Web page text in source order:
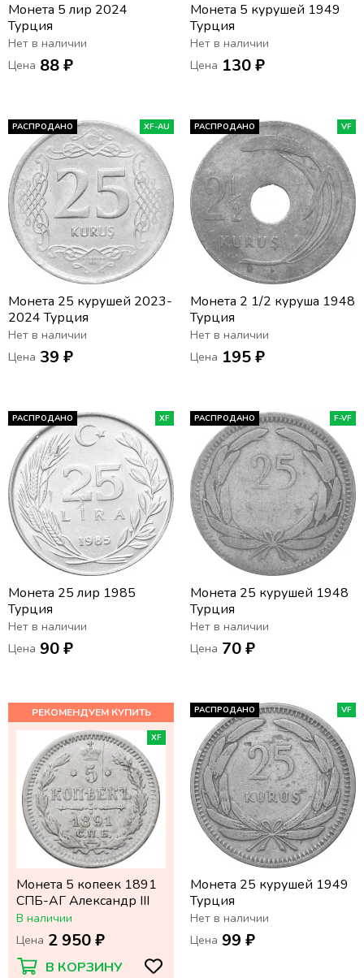
Монета 5 лир 2024
Турция
Нет в наличии
Цена 88 ₽
Монета 5 курушей 1949
Турция
Нет в наличии
Цена 130 ₽
РАСПРОДАНО XF-AU
Монета 25 курушей 2023-
2024 Турция
Нет в наличии
Цена 39 ₽
РАСПРОДАНО VF
Монета 2 1/2 куруша 1948
Турция
Нет в наличии
Цена 195 ₽
РАСПРОДАНО XF
Монета 25 лир 1985
Турция
Нет в наличии
Цена 90 ₽
РАСПРОДАНО F-VF
Монета 25 курушей 1948
Турция
Нет в наличии
Цена 70 ₽
XF
Монета 5 копеек 1891
СПБ-АГ Александр III
В наличии
Цена 2 950 ₽
В КОРЗИНУ
РАСПРОДАНО VF
Монета 25 курушей 1949
Турция
Нет в наличии
Цена 99 ₽